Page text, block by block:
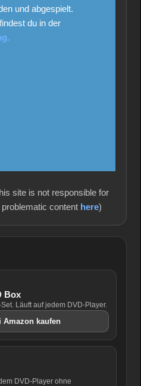
und abgespielt.
du in der
site is not responsible for
content here)
Box
Läuft auf jedem DVD-Player.
Amazon kaufen
DVD-Player ohne